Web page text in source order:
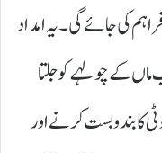
کی جائے گی۔ یہ امداد
کے چولہے کو جلتا
کا بندوبست کرنے اور